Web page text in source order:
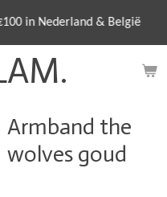
in Nederland & België
Armband the
wolves goud